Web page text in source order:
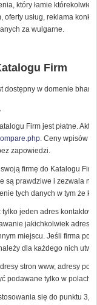
który łamie
oferty usług, reklama
za wulgarne.
Firm
dostępny w domenie
Firm jest płatne.
. Ceny wpisów
zapowiedzi.
firmę do Katalogu
są prawdziwe i zezwala
tych danych w tym że
jeden adres
jakichkolwiek
miejscu. Jeśli firma
dla każdego nich
stron www, adresy
podawane tylko w polach
się do punktu 3,